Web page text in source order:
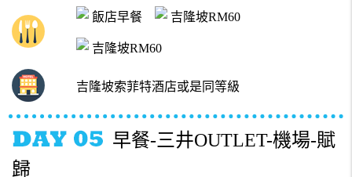
飯店早餐 吉隆坡RM60
吉隆坡RM60
吉隆坡索菲特酒店或是同等級
早餐-三井OUTLET-機場-賦
歸